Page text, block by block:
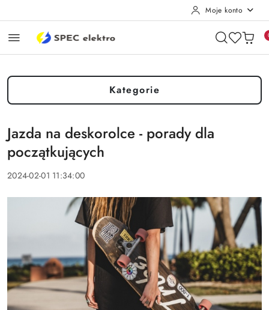
Moje konto
Kategorie
Jazda na deskorolce - porady dla
początkujących
2024-02-01 11:34:00